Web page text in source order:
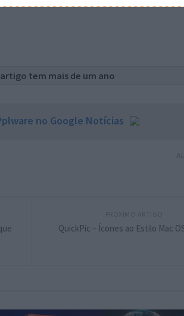
tem mais de um ano
no Google Notícias
QuickPic – Ícones ao Estilo Mac